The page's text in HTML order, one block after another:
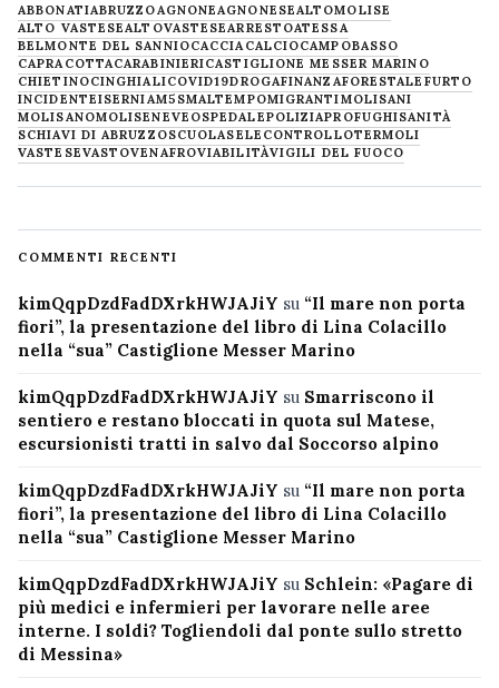
ABBONATIABRUZZOAGNONEAGNONESEALTOMOLISE
ALTO VASTESEALTOVASTESEARRESTOATESSA
BELMONTE DEL SANNIOCACCIA CALCIOCAMPOBASSO
CAPRACOTTACARABINIERICASTIGLIONE MESSER MARINO
CHIETINOCINGHIALICOVID19DROGAFINANZAFORESTALE FURTO
INCIDENTEISERNIAM5SMALTEMPOMIGRANTIMOLISANI
MOLISANOMOLISENEVE OSPEDALEPOLIZIAPROFUGHISANITÀ
SCHIAVI DI ABRUZZOSCUOLASELECONTROLLOTERMOLI
VASTESEVASTOVENAFROVIABILITÀVIGILI DEL FUOCO
COMMENTI RECENTI
kimQqpDzdFadDXrkHWJAJiY su “Il mare non porta
fiori”, la presentazione del libro di Lina Colacillo
nella “sua” Castiglione Messer Marino
kimQqpDzdFadDXrkHWJAJiY su Smarriscono il
sentiero e restano bloccati in quota sul Matese,
escursionisti tratti in salvo dal Soccorso alpino
kimQqpDzdFadDXrkHWJAJiY su “Il mare non porta
fiori”, la presentazione del libro di Lina Colacillo
nella “sua” Castiglione Messer Marino
kimQqpDzdFadDXrkHWJAJiY su Schlein: «Pagare di
più medici e infermieri per lavorare nelle aree
interne. I soldi? Togliendoli dal ponte sullo stretto
di Messina»